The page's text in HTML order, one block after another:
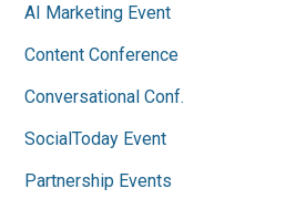
AI Marketing Event
Content Conference
Conversational Conf.
SocialToday Event
Partnership Events